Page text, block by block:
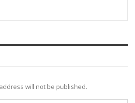
will not be published.